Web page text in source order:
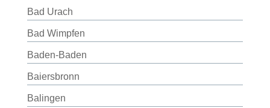
Bad Urach
Bad Wimpfen
Baden-Baden
Baiersbronn
Balingen